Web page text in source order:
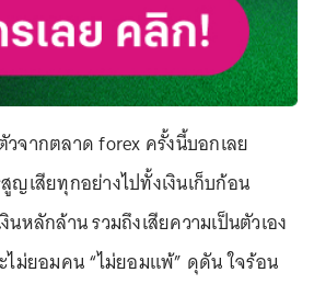
จากตลาด forex ครั้งนี้บอกเลย
ญเสียทุกอย่างไปทั้งเงินเก็บก้อน
นหลักล้าน รวมถึงเสียความเป็นตัวเอง
ไม่ยอมคน “ไม่ยอมแพ้” ดุดัน ใจร้อน